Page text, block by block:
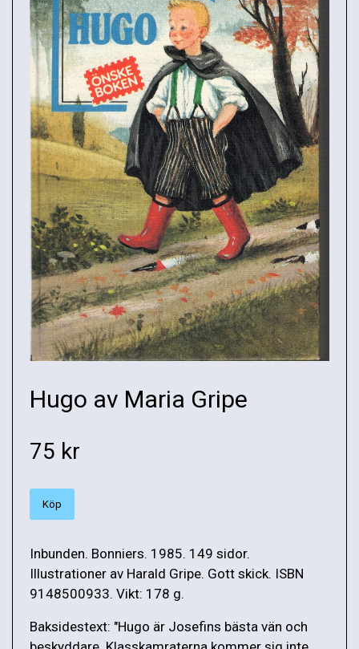
Hugo av Maria Gripe
75 kr
Köp
Inbunden. Bonniers. 1985. 149 sidor.
Illustrationer av Harald Gripe. Gott skick. ISBN
9148500933. Vikt: 178 g.
Baksidestext: "Hugo är Josefins bästa vän och